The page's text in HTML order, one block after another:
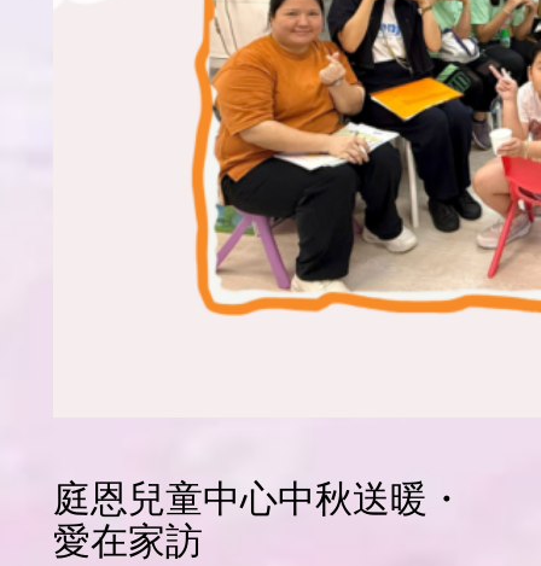
庭恩兒童中心中秋送暖・
愛在家訪